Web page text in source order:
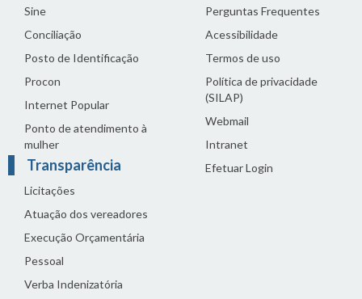
Sine
Conciliação
Posto de Identificação
Procon
Internet Popular
Ponto de atendimento à
mulher
Transparência
Licitações
Atuação dos vereadores
Execução Orçamentária
Pessoal
Verba Indenizatória
Perguntas Frequentes
Acessibilidade
Termos de uso
Política de privacidade
(SILAP)
Webmail
Intranet
Efetuar Login